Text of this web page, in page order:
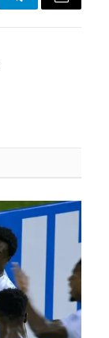
TelegramEmail